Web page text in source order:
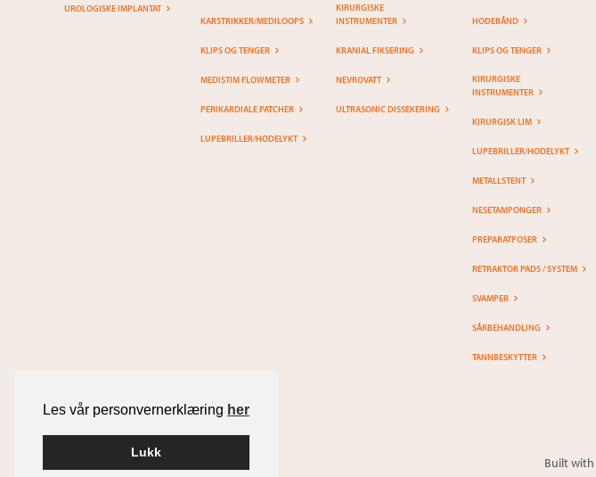
Les vår personvernerklæring her
Lukk
UROLOGISKE IMPLANTAT
KARSTRIKKER/MEDILOOPS
KLIPS OG TENGER
MEDISTIM FLOWMETER
PERIKARDIALE PATCHER
LUPEBRILLER/HODELYKT
KIRURGISKE
INSTRUMENTER
KRANIAL FIKSERING
NEVROVATT
ULTRASONIC DISSEKERING
HODEBÅND
KLIPS OG TENGER
KIRURGISKE
INSTRUMENTER
KIRURGISK LIM
LUPEBRILLER/HODELYKT
METALLSTENT
NESETAMPONGER
PREPARATPOSER
RETRAKTOR PADS / SYSTEM
SVAMPER
SÅRBEHANDLING
TANNBESKYTTER
Built with